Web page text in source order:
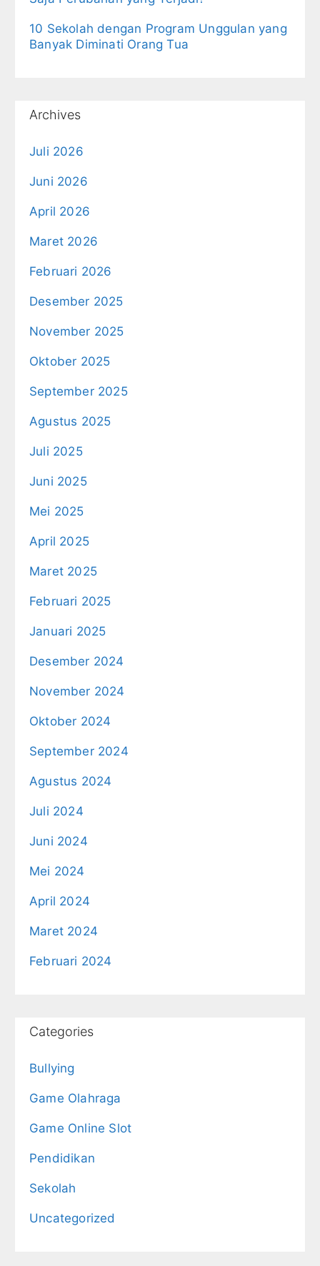
10 Sekolah dengan Program Unggulan yang
Banyak Diminati Orang Tua
Archives
Juli 2026
Juni 2026
April 2026
Maret 2026
Februari 2026
Desember 2025
November 2025
Oktober 2025
September 2025
Agustus 2025
Juli 2025
Juni 2025
Mei 2025
April 2025
Maret 2025
Februari 2025
Januari 2025
Desember 2024
November 2024
Oktober 2024
September 2024
Agustus 2024
Juli 2024
Juni 2024
Mei 2024
April 2024
Maret 2024
Februari 2024
Categories
Bullying
Game Olahraga
Game Online Slot
Pendidikan
Sekolah
Uncategorized